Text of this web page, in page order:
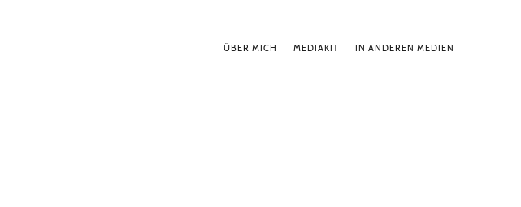
ÜBER MICH MEDIAKIT IN ANDEREN MEDIEN